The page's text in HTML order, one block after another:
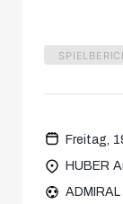
Freitag,
HUBER